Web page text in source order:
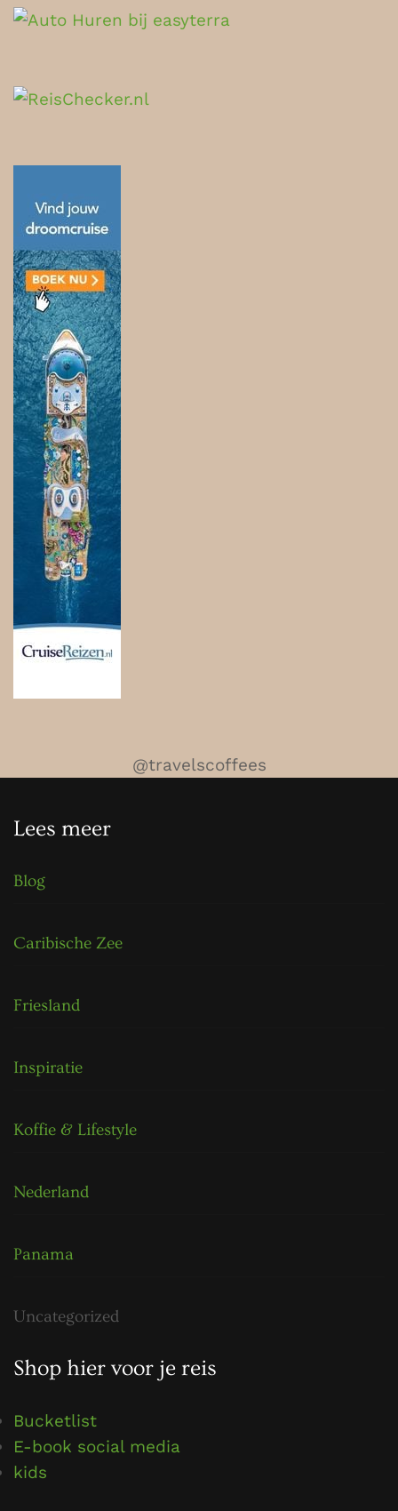
@travelscoffees
Lees meer
Blog
Caribische Zee
Friesland
Inspiratie
Koffie & Lifestyle
Nederland
Panama
Uncategorized
Shop hier voor je reis
Bucketlist
E-book social media
kids